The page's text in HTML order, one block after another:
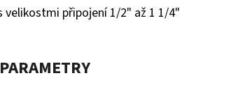
velikostmi připojení 1/2" až 1 1/4"